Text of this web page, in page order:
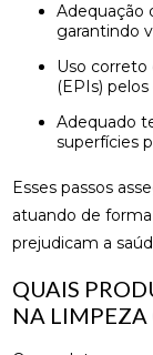
Adequação do ambiente para aplicação dos produtos,
garantindo
Uso correto dos equipamentos de proteção individual
(EPIs)
Adequado tempo de contato do desinfetante com as
superfícies
Esses passos
atuando de
prejudicam a
QUAIS
NA LIMPEZA